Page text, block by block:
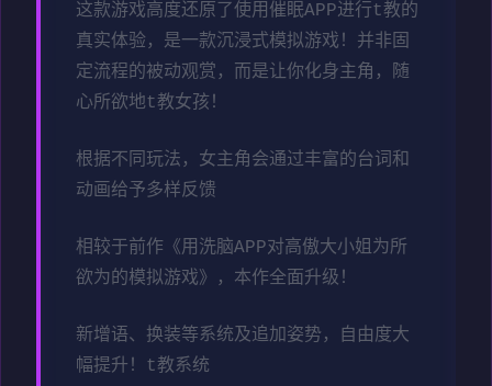
这款游戏高度还原了使用催眠APP进行t教的
真实体验，是一款沉浸式模拟游戏！并非固
定流程的被动观赏，而是让你化身主角，随
心所欲地t教女孩！
根据不同玩法，女主角会通过丰富的台词和
动画给予多样反馈
相较于前作《用洗脑APP对高傲大小姐为所
欲为的模拟游戏》，本作全面升级！
新增语、换装等系统及追加姿势，自由度大
幅提升！t教系统